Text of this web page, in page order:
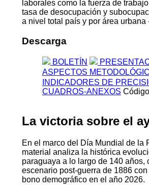
laborales como la fuerza de
tasa de desocupación y
a nivel total país y por área urbana
Descarga
BOLETÍN
ASPECTOS
INDICADORES DE
CUADROS-ANEXOS
La victoria sobre el
En el marco del Día Mundial de la
material analiza la histórica
paraguaya a lo largo de 140 años,
escenario post-guerra de 1886
bono demográfico en el año 2026.